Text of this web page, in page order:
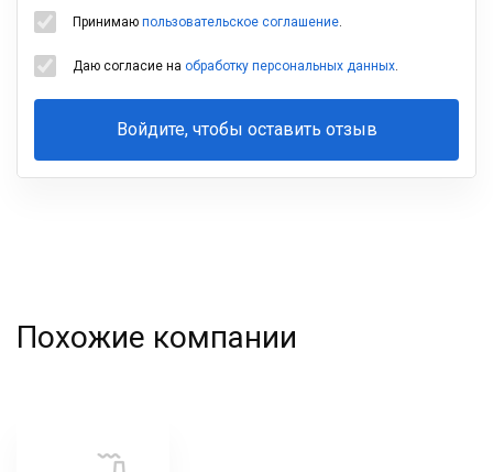
Принимаю пользовательское соглашение.
Даю согласие на обработку персональных данных.
Войдите, чтобы оставить отзыв
Ваша
Похожие компании